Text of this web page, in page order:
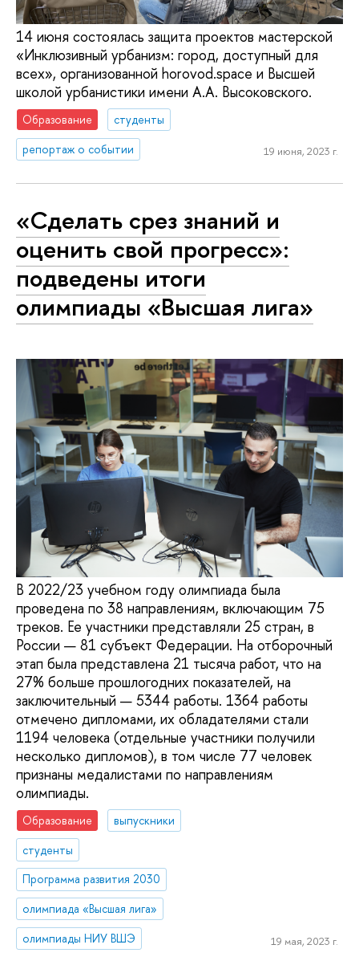
14 июня состоялась защита проектов мастерской
«Инклюзивный урбанизм: город, доступный для
всех», организованной horovod.space и Высшей
школой урбанистики имени А.А. Высоковского.
Образование
студенты
репортаж о событии
19 июня, 2023 г.
«Сделать срез знаний и
оценить свой прогресс»:
подведены итоги
олимпиады «Высшая лига»
В 2022/23 учебном году олимпиада была
проведена по 38 направлениям, включающим 75
треков. Ее участники представляли 25 стран, в
России — 81 субъект Федерации. На отборочный
этап была представлена 21 тысяча работ, что на
27% больше прошлогодних показателей, на
заключительный — 5344 работы. 1364 работы
отмечено дипломами, их обладателями стали
1194 человека (отдельные участники получили
несколько дипломов), в том числе 77 человек
признаны медалистами по направлениям
олимпиады.
Образование
выпускники
студенты
Программа развития 2030
олимпиада «Высшая лига»
олимпиады НИУ ВШЭ
19 мая, 2023 г.